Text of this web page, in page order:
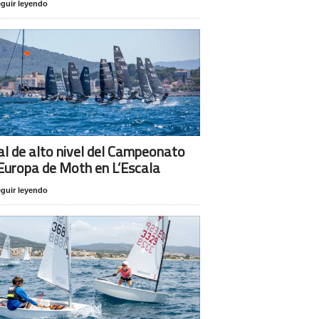
leyendo
de alto nivel del Campeonato
de Moth en L’Escala
leyendo